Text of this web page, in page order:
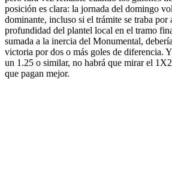
posición es clara: la jornada del domingo
dominante, incluso si el trámite se traba por
profundidad del plantel local en el tramo
sumada a la inercia del Monumental,
victoria por dos o más goles de diferencia.
un 1.25 o similar, no habrá que mirar el
que pagan mejor.